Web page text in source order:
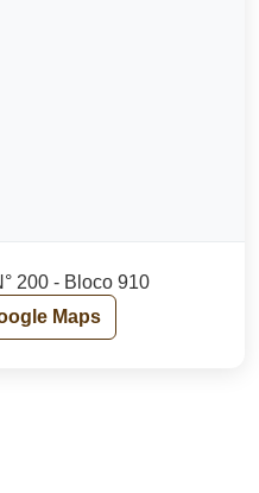
200 - Bloco 910
Maps